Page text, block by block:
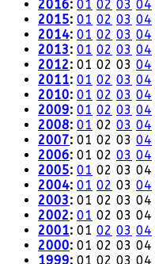
2016: 01 02 03 04
2015: 01 02 03 04
2014: 01 02 03 04
2013: 01 02 03 04
2012: 01 02 03 04
2011: 01 02 03 04
2010: 01 02 03 04
2009: 01 02 03 04
2008: 01 02 03 04
2007: 01 02 03 04
2006: 01 02 03 04
2005: 01 02 03 04
2004: 01 02 03 04
2003: 01 02 03 04
2002: 01 02 03 04
2001: 01 02 03 04
2000: 01 02 03 04
1999: 01 02 03 04